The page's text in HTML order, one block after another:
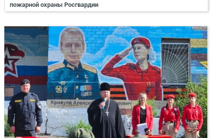
пожарной охраны Росгвардии